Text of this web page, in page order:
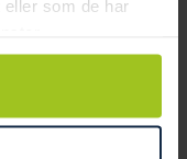
som de har
Ring Earrings